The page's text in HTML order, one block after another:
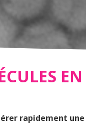
rapidement